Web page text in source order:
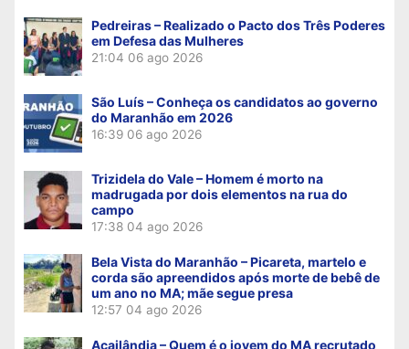
Pedreiras – Realizado o Pacto dos Três Poderes
em Defesa das Mulheres
21:04 06 ago 2026
São Luís – Conheça os candidatos ao governo
do Maranhão em 2026
16:39 06 ago 2026
Trizidela do Vale – Homem é morto na
madrugada por dois elementos na rua do
campo
17:38 04 ago 2026
Bela Vista do Maranhão – Picareta, martelo e
corda são apreendidos após morte de bebê de
um ano no MA; mãe segue presa
12:57 04 ago 2026
Açailândia – Quem é o jovem do MA recrutado